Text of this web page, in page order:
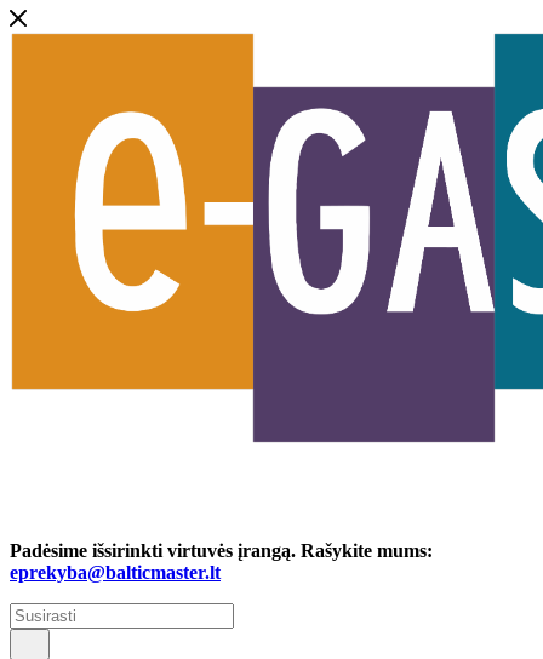
Padėsime išsirinkti virtuvės įrangą. Rašykite mums:
eprekyba@balticmaster.lt